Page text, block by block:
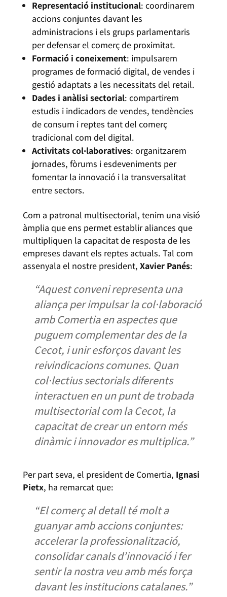
Representació institucional: coordinarem
accions conjuntes davant les
administracions i els grups parlamentaris
per defensar el comerç de proximitat.
Formació i coneixement: impulsarem
programes de formació digital, de vendes i
gestió adaptats a les necessitats del retail.
Dades i anàlisi sectorial: compartirem
estudis i indicadors de vendes, tendències
de consum i reptes tant del comerç
tradicional com del digital.
Activitats col·laboratives: organitzarem
jornades, fòrums i esdeveniments per
fomentar la innovació i la transversalitat
entre sectors.
Com a patronal multisectorial, tenim una visió
àmplia que ens permet establir aliances que
multipliquen la capacitat de resposta de les
empreses davant els reptes actuals. Tal com
assenyala el nostre president, Xavier Panés:
“Aquest conveni representa una
aliança per impulsar la col·laboració
amb Comertia en aspectes que
puguem complementar des de la
Cecot, i unir esforços davant les
reivindicacions comunes. Quan
col·lectius sectorials diferents
interactuen en un punt de trobada
multisectorial com la Cecot, la
capacitat de crear un entorn més
dinàmic i innovador es multiplica.”
Per part seva, el president de Comertia, Ignasi
Pietx, ha remarcat que:
“El comerç al detall té molt a
guanyar amb accions conjuntes:
accelerar la professionalització,
consolidar canals d’innovació i fer
sentir la nostra veu amb més força
davant les institucions catalanes.”